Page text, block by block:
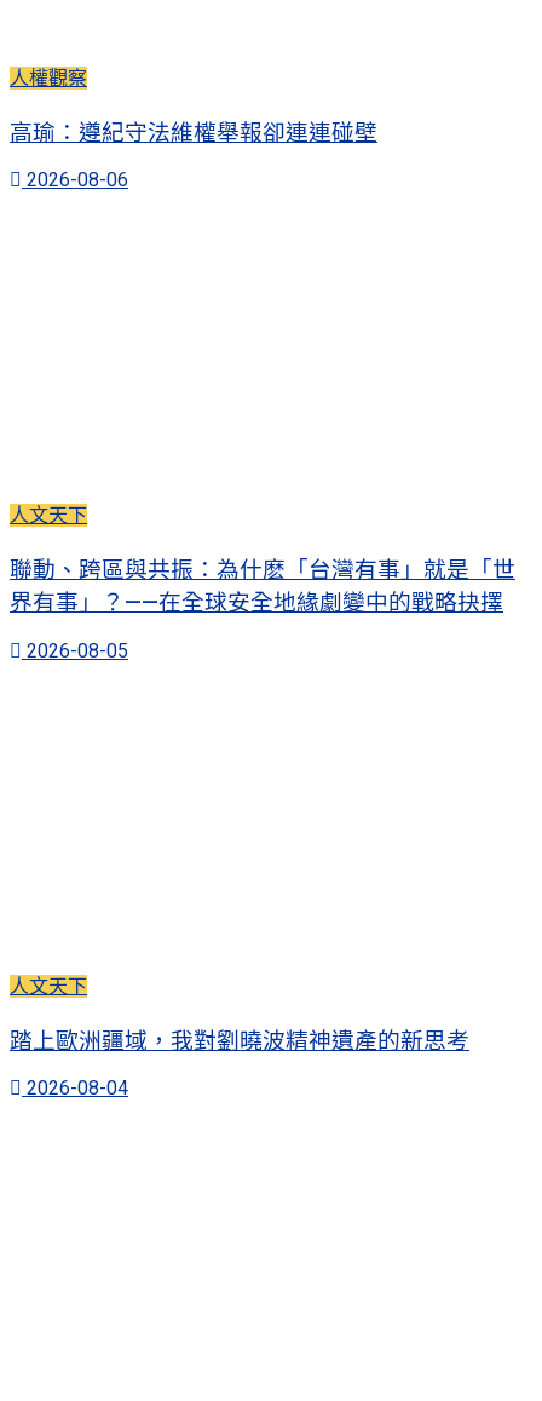
人權觀察
高瑜：遵紀守法維權舉報卻連連碰壁
2026-08-06
人文天下
聯動、跨區與共振：為什麽「台灣有事」就是「世
界有事」？——在全球安全地緣劇變中的戰略抉擇
2026-08-05
人文天下
踏上歐洲疆域，我對劉曉波精神遺產的新思考
2026-08-04